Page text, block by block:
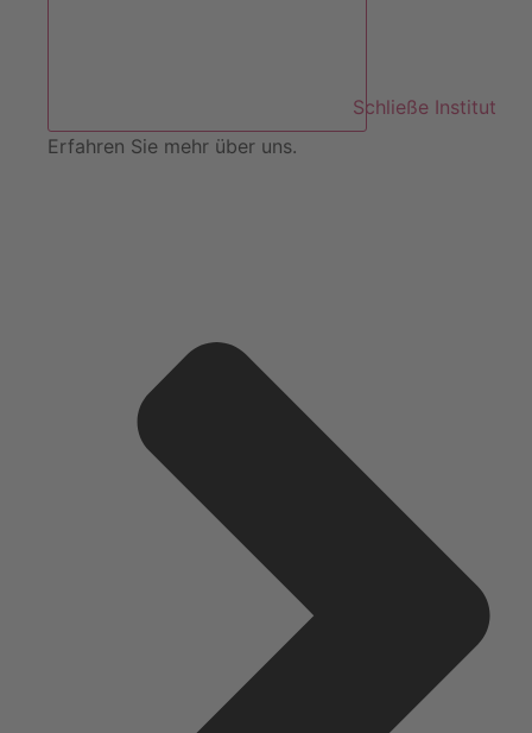
Schließe Institut
Erfahren Sie mehr über uns.